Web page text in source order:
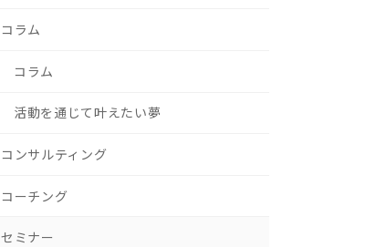
コラム
コラム
活動を通じて叶えたい夢
コンサルティング
コーチング
セミナー